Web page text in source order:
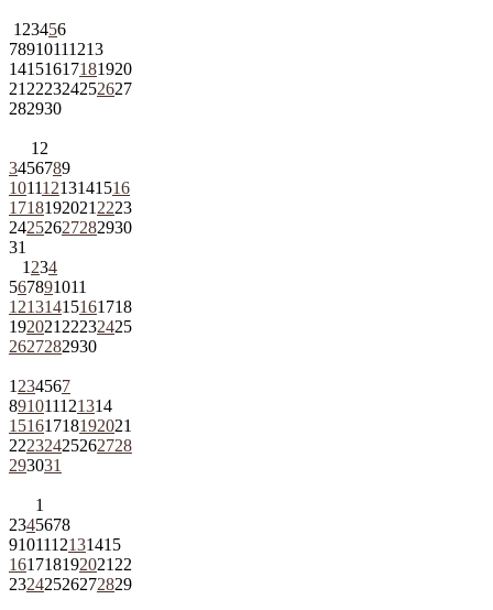
1 23456
78910111213
14151617181920
21 222324252627
282930
1 2
3456789
10111213141516
1718192021 2223
24252627282930
31
1 234
567891011
12131415161718
192021 22232425
2627282930
1 234567
891011121314
15161718192021
22232425262728
293031
1
2345678
9101112131415
161718192021 22
23242526272829